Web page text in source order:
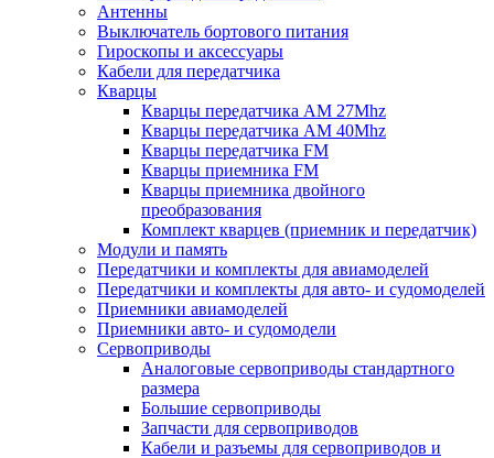
Антенны
Выключатель бортового питания
Гироскопы и аксессуары
Кабели для передатчика
Кварцы
Кварцы передатчика AM 27Mhz
Кварцы передатчика AM 40Mhz
Кварцы передатчика FM
Кварцы приемника FM
Кварцы приемника двойного
преобразования
Комплект кварцев (приемник и передатчик)
Модули и память
Передатчики и комплекты для авиамоделей
Передатчики и комплекты для авто- и судомоделей
Приемники авиамоделей
Приемники авто- и судомодели
Сервоприводы
Аналоговые сервоприводы стандартного
размера
Большие сервоприводы
Запчасти для сервоприводов
Кабели и разъемы для сервоприводов и